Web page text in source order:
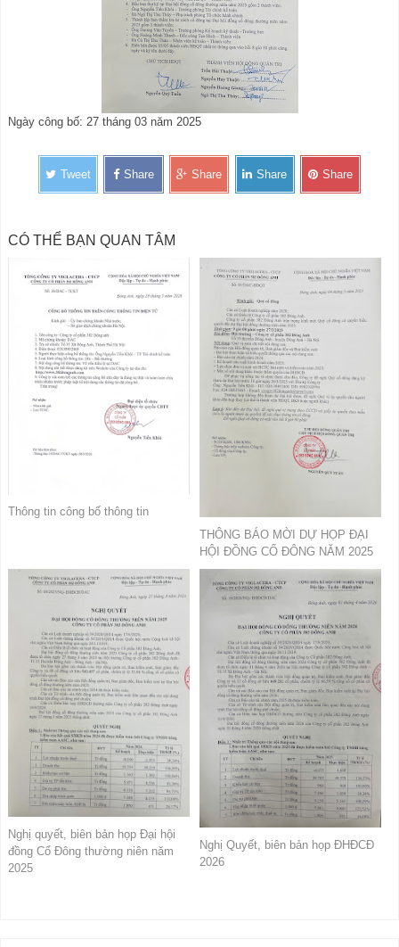
Ngày công bố: 27 tháng 03 năm 2025
Tweet Share Share Share Share
CÓ THỂ BẠN QUAN TÂM
Thông tin công bố thông tin
THÔNG BÁO MỜI DỰ HỌP ĐẠI
HỘI ĐỒNG CỔ ĐÔNG NĂM 2025
Nghị quyết, biên bản họp Đại hội
đồng Cổ Đông thường niên năm
2025
Nghị Quyết, biên bản họp ĐHĐCĐ
2026